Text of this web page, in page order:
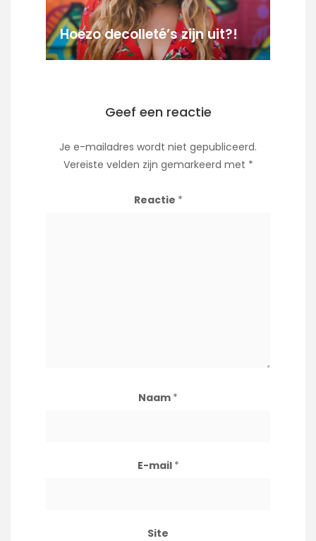
Hoezo decolleté’s zijn uit?!
Geef een reactie
Je e-mailadres wordt niet gepubliceerd.
Vereiste velden zijn gemarkeerd met *
Reactie *
Naam *
E-mail *
Site